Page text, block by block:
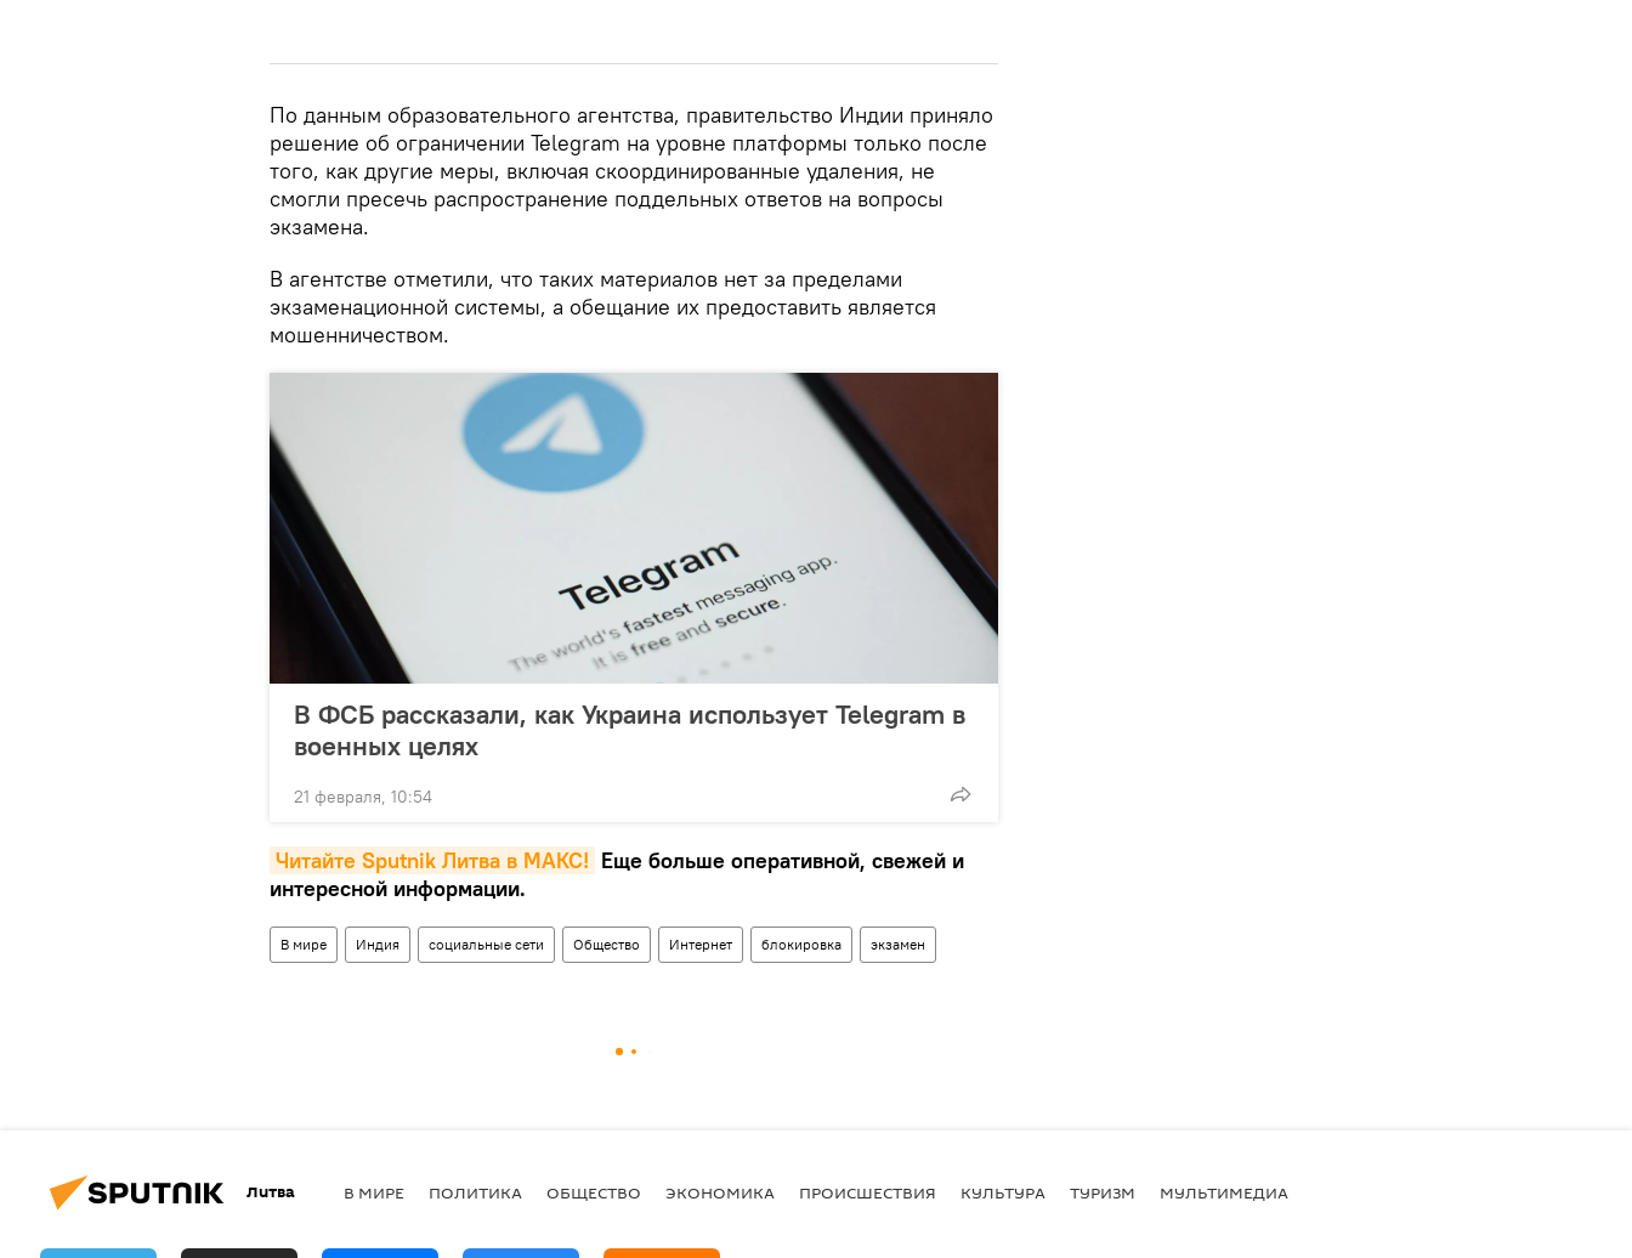
По данным образовательного агентства, правительство Индии приняло
решение об ограничении Telegram на уровне платформы только после
того, как другие меры, включая скоординированные удаления, не
смогли пресечь распространение поддельных ответов на вопросы
экзамена.
В агентстве отметили, что таких материалов нет за пределами
экзаменационной системы, а обещание их предоставить является
мошенничеством.
В ФСБ рассказали, как Украина использует Telegram в
военных целях
21 февраля, 10:54
Читайте Sputnik Литва в MAКС! Еще больше оперативной, свежей и
интересной информации.
В мире Индия социальные сети Общество Интернет блокировка экзамен
Литва В МИРЕ ПОЛИТИКА ОБЩЕСТВО ЭКОНОМИКА ПРОИСШЕСТВИЯ КУЛЬТУРА ТУРИЗМ МУЛЬТИМЕДИА